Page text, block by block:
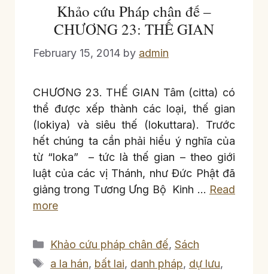
Khảo cứu Pháp chân đế –
CHƯƠNG 23: THẾ GIAN
February 15, 2014 by admin
CHƯƠNG 23. THẾ GIAN Tâm (citta) có
thể được xếp thành các loại, thế gian
(lokiya) và siêu thế (lokuttara). Trước
hết chúng ta cần phải hiểu ý nghĩa của
từ “loka” – tức là thế gian – theo giới
luật của các vị Thánh, như Đức Phật đã
giảng trong Tương Ưng Bộ Kinh … Read
more
Categories
Khảo cứu pháp chân đế, Sách
Tags
a la hán, bất lai, danh pháp, dự lưu,